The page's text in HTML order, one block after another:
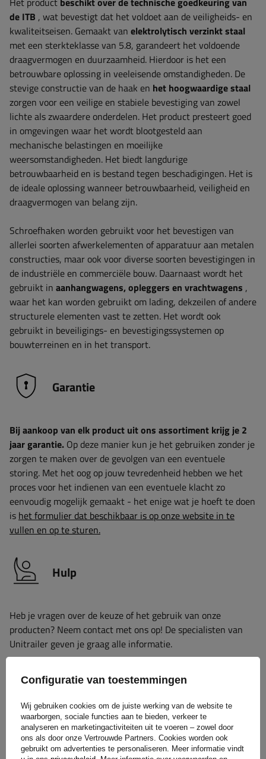
de ITB , wat bevestigt dat het voldoet aan de veiligheids- en
kwaliteitseisen. Gemaakt van elektrolytisch verzinkt staal
met een sterkteklasse van 5.8, garandeert het voldoende
draagvermogen en duurzaamheid. Hierdoor is het een
betrouwbare oplossing in veeleisende omstandigheden. De
stevige constructie van de haak en het hoogwaardige staal
zorgen voor een veilige en stabiele bevestiging van zowel
lichte als zwaardere onderdelen. Het product presteert goed
in omgevingen waar het wordt blootgesteld aan
mechanische belastingen en moeilijke
weersomstandigheden. Het biedt langdurige
betrouwbaarheid en is bestand tegen beschadigingen. Het is
de ideale oplossing wanneer betrouwbaarheid, veiligheid en
draagvermogen van belang zijn.
Schroefhaken worden gebruikt voor het bevestigen van
allerlei soorten afwerkelementen of apparatuur aan metalen
constructies, maar ook voor diverse soorten bevestigingen in
de industriële en commerciële bouw. Daarnaast wordt het
gebruikt in aanhangwagens, opleggers en vrachtwagens ,
waar het kan worden gebruikt om lading, dekzeilen of andere
structurele elementen vast te zetten. Het wordt ook
gebruikt in beveiligings- en bevestigingssystemen op
bouwterreinen en in het transport.
Garantie
Bij aankoop van elk product uit ons assortiment krijg je 2
jaar garantie. Op deze manier kun je het gebruiken zonder je
zorgen te maken over de gevolgen van een eventuele
storing. Met het oog op jouw tevredenheid hebben we het
proces voor het indienen van een eventuele klacht zo
eenvoudig mogelijk gemaakt - het enige wat je hoeft te doen
is het formulier dat beschikbaar is op onze website in te
vullen en op te sturen.
Hulp
Heb je vragen over de keuze of het gebruik van onze
producten? Neem contact met ons op! De specialisten van
Unitrailer geven je graag alle informatie.
Specificaties
Configuratie van toestemmingen
Wij gebruiken cookies om de juiste werking van de website te
waarborgen, sociale functies aan te bieden, verkeer te
analyseren en marketingactiviteiten uit te voeren – zowel door
ons als door onze Vertrouwde Partners. Cookies worden ook
gebruikt om advertenties te personaliseren. Meer informatie vindt